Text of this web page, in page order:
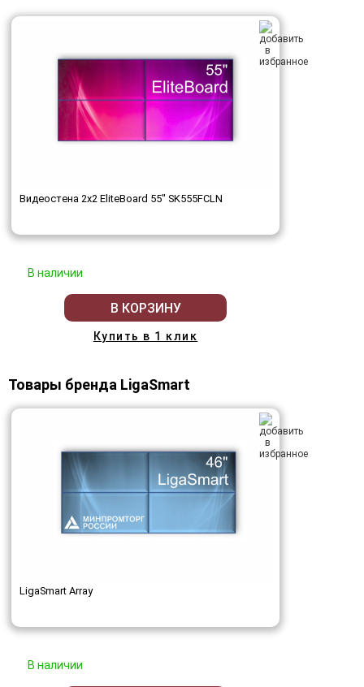
Видеостена 2x2 EliteBoard 55" SK555FCLN
В наличии
В КОРЗИНУ
Купить в 1 клик
Товары бренда LigaSmart
LigaSmart Array
В наличии